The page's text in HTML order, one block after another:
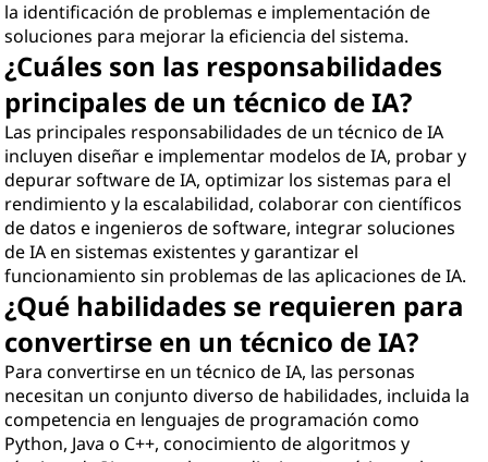
la identificación de problemas e implementación de
soluciones para mejorar la eficiencia del sistema.
¿Cuáles son las responsabilidades
principales de un técnico de IA?
Las principales responsabilidades de un técnico de IA
incluyen diseñar e implementar modelos de IA, probar y
depurar software de IA, optimizar los sistemas para el
rendimiento y la escalabilidad, colaborar con científicos
de datos e ingenieros de software, integrar soluciones
de IA en sistemas existentes y garantizar el
funcionamiento sin problemas de las aplicaciones de IA.
¿Qué habilidades se requieren para
convertirse en un técnico de IA?
Para convertirse en un técnico de IA, las personas
necesitan un conjunto diverso de habilidades, incluida la
competencia en lenguajes de programación como
Python, Java o C++, conocimiento de algoritmos y